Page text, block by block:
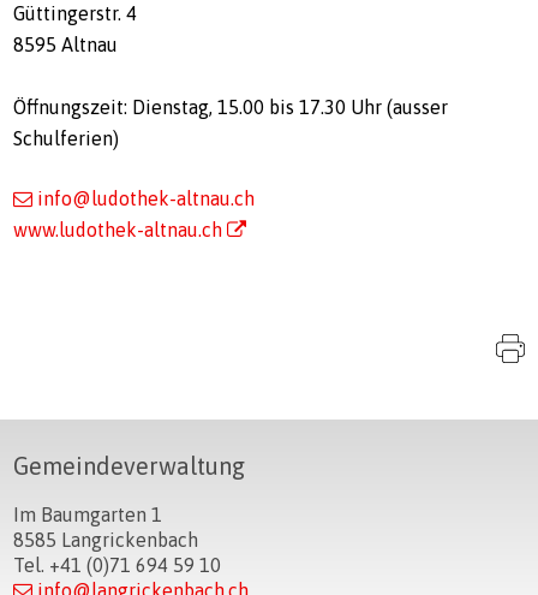
Güttingerstr. 4
8595 Altnau
Öffnungszeit: Dienstag, 15.00 bis 17.30 Uhr (ausser
Schulferien)
info@ludothek-altnau.ch
www.ludothek-altnau.ch
Footer
Gemeindeverwaltung
Im Baumgarten 1
8585 Langrickenbach
Tel. +41 (0)71 694 59 10
info@langrickenbach.ch